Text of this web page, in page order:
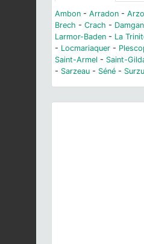
Ambon - Arradon -
Brech - Crach - Damgan
Larmor-Baden - La
- Locmariaquer -
Saint-Armel - Saint-
- Sarzeau - Séné -